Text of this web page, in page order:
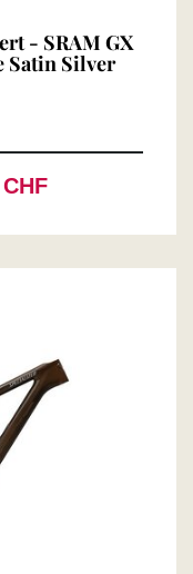
- SRAM GX
Satin Silver